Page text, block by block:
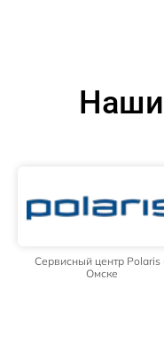
Сервисный центр Polaris
Омске